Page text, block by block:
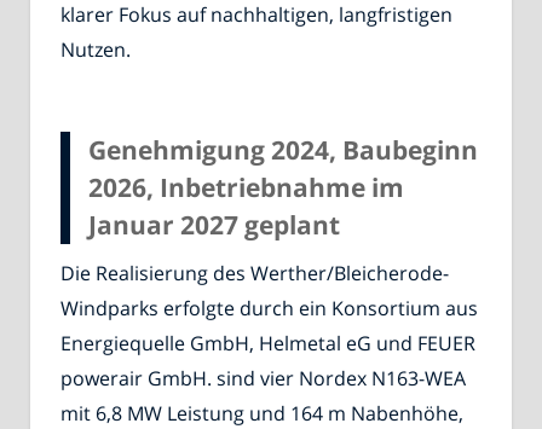
klarer Fokus auf nachhaltigen, langfristigen
Nutzen.
Genehmigung 2024, Baubeginn
2026, Inbetriebnahme im
Januar 2027 geplant
Die Realisierung des Werther/Bleicherode-
Windparks erfolgte durch ein Konsortium aus
Energiequelle GmbH, Helmetal eG und FEUER
powerair GmbH. sind vier Nordex N163-WEA
mit 6,8 MW Leistung und 164 m Nabenhöhe,